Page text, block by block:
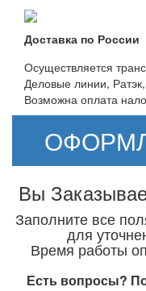
Доставка по России
Осуществляется
Деловые линии,
Возможна оплата
Вы
Заполните все
для
Время работы
Есть вопросы?